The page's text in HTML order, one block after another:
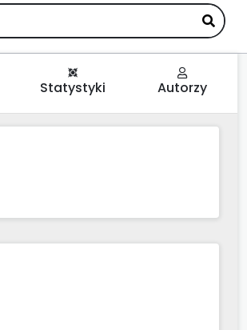
Statystyki Autorzy